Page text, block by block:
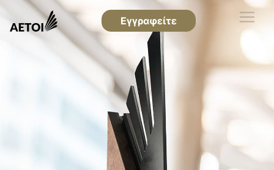
Εγγραφείτε